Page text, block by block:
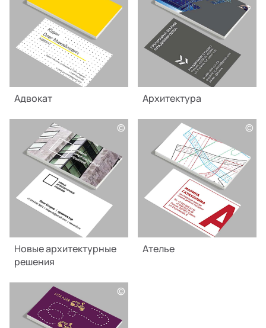
Адвокат Архитектура
©
Новые архитектурные
решения
©
Ателье
©